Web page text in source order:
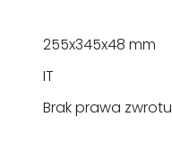
255x345x48 mm
IT
Brak prawa zwrotu